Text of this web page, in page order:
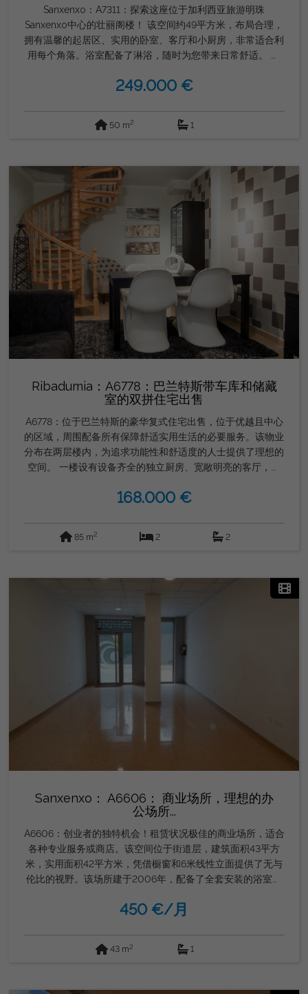
Sanxenxo：A7311：探索这座位于加利西亚旅游明珠
Sanxenxo中心的壮丽阁楼！ 该空间约49平方米，布局合理，
拥有温馨的起居区、实用的卧室、客厅和小厨房，非常适合利
用每个角落。浴室配备了淋浴，随时为您带来日常舒适。 所
造您一直梦想的家。无论是全年居住还是作为度假投资，这都
的项目成为现实！ 由Grupo Gordon Inmobiliaria商业化。不
249.000 €
50 m2 1
Ribadumia：A6778：巴兰特斯带车库和储藏
室的双拼住宅出售
A6778：位于巴兰特斯的豪华复式住宅出售，位于优越且中心
的区域，周围配备所有保障舒适实用生活的必要服务。该物业
分布在两层楼内，为追求功能性和舒适度的人士提供了理想的
空间。 一楼设有设备齐全的独立厨房、宽敞明亮的客厅，非
一间全套浴室，为全家提供隐私和舒适。 该物业包括位于建
推广，该公司以其专业精神和对客户满意度的承诺而闻名。不
168.000 €
85 m2 2 2
Sanxenxo： A6606： 商业场所，理想的办
公场所...
A6606：创业者的独特机会！租赁状况极佳的商业场所，适合
各种专业服务或商店。该空间位于街道层，建筑面积43平方
米，实用面积42平方米，凭借橱窗和6米线性立面提供了无与
伦比的视野。该场所建于2006年，配备了全套安装的浴室、
口处设有电动百叶窗，保证安全。 所有房间的电气安装都已
份所得税申报表、个人所得税、三张最后工资单或作为自雇者
450 €/月
43 m2 1